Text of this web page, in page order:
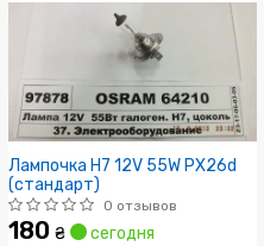
Лампочка H7 12V 55W PX26d
(стандарт)
0 отзывов
180 ₴ сегодня